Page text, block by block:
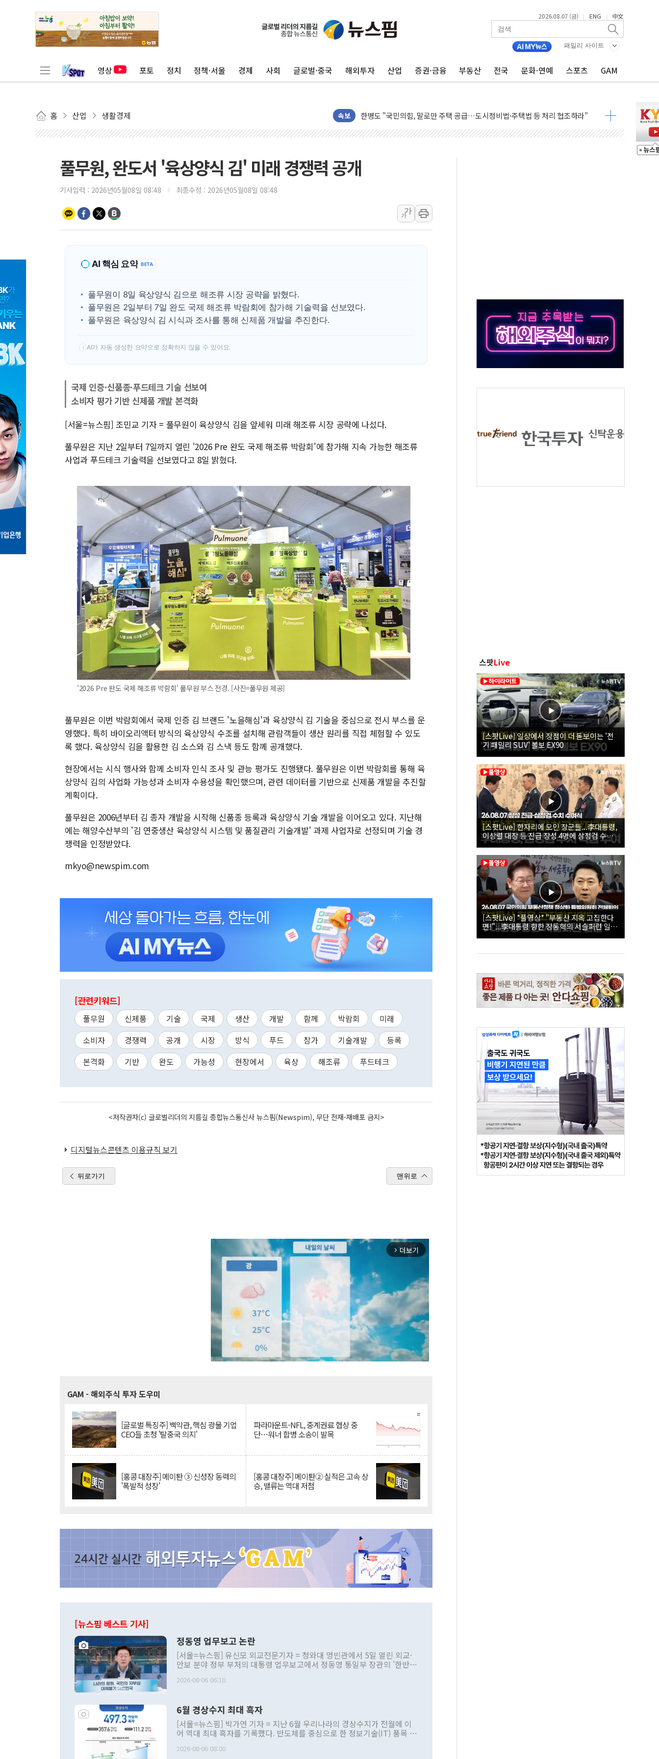
2026.08.07 (금) | ENG | 中文
패밀리 사이트
영상 포토 정치 정책·서울 경제 사회 글로벌·중국 해외투자 산업 증권·금융 부동산 전국 문화·연예 스포츠 GAM
홈 산업 생활경제 속보
나경원 의원 "장기보유 1주택자 과도한 세금 부당"…소득세법 개정안 발의 예고
李대통령, 규제합리화위 부위원장에 김태유·국립외교원장에 김흥규
금투협, ChatGPT로 투자 웹리포트 만든다…AI 금융데이터 분석 과정 개설
박홍근 "국가재정시스템 안정성 한순간도 흔들려선 안돼"
李대통령, 장성 진급 신고식 "내란으로 훼손된 軍 신뢰 회복해야"
TBH글로벌, 상반기 매출 1006억원…전년비 13.9% 증가
건설 불황 속 내실 다진 한샘…B2B 확장으로 성장동력 확보
"내년 메모리 물량 동났다"…선수금 내걸고 확보 전쟁
현대지에프홀딩스, 자사주 1000억 연내 소각…2분기 영업익 853억
관광객 3000만명 목표인데…외국인 숙박 부가세 환급 앞당겨 종료
서울시, 정비사업으로 주택 36% 늘었다...공급부족 전 시장 규제 탓 커
신인류콘텐츠, 핀란드 AI 기업 Audission Oy와 운영 파트너십 체결
"일부 존치" vs "전면 개발"…서리풀2구역 갈등, 협의 테이블에
[AI 카드뉴스] 기후변화가 바꾼 대한민국 여름
풀무원, 완도서 '육상양식 김' 미래 경쟁력 공개
기사입력 : 2026년05월08일 08:48 최종수정 : 2026년05월08일 08:48
가
가
AI 핵심 요약 BETA
풀무원이 8일 육상양식 김으로 해조류 시장 공략을 밝혔다.
풀무원은 2일부터 7일 완도 국제 해조류 박람회에 참가해 기술력을 선보였다.
풀무원은 육상양식 김 시식과 조사를 통해 신제품 개발을 추진한다.
! AI가 자동 생성한 요약으로 정확하지 않을 수 있어요.
국제 인증·신품종·푸드테크 기술 선보여
소비자 평가 기반 신제품 개발 본격화
[서울=뉴스핌] 조민교 기자 = 풀무원이 육상양식 김을 앞세워 미래 해조류 시장 공략에 나섰다.
풀무원은 지난 2일부터 7일까지 열린 '2026 Pre 완도 국제 해조류 박람회'에 참가해 지속 가능한 해조류
사업과 푸드테크 기술력을 선보였다고 8일 밝혔다.
'2026 Pre 완도 국제 해조류 박람회' 풀무원 부스 전경. [사진=풀무원 제공]
풀무원은 이번 박람회에서 국제 인증 김 브랜드 '노을해심'과 육상양식 김 기술을 중심으로 전시 부스를 운
영했다. 특히 바이오리액터 방식의 육상양식 수조를 설치해 관람객들이 생산 원리를 직접 체험할 수 있도
록 했다. 육상양식 김을 활용한 김 소스와 김 스낵 등도 함께 공개했다.
현장에서는 시식 행사와 함께 소비자 인식 조사 및 관능 평가도 진행됐다. 풀무원은 이번 박람회를 통해 육
상양식 김의 사업화 가능성과 소비자 수용성을 확인했으며, 관련 데이터를 기반으로 신제품 개발을 추진할
계획이다.
풀무원은 2006년부터 김 종자 개발을 시작해 신품종 등록과 육상양식 기술 개발을 이어오고 있다. 지난해
에는 해양수산부의 '김 연중생산 육상양식 시스템 및 품질관리 기술개발' 과제 사업자로 선정되며 기술 경
쟁력을 인정받았다.
mkyo@newspim.com
[관련키워드]
풀무원 신제품 기술 국제 생산 개발 함께 박람회
미래
소비자
경쟁력 공개 시장 방식 푸드 참가 기술개발
등록
본격화
기반 완도 가능성 현장에서 육상 해조류 푸드테크
<저작권자(c) 글로벌리더의 지름길 종합뉴스통신사 뉴스핌(Newspim), 무단 전재-재배포 금지>
디지털뉴스콘텐츠 이용규칙 보기
뒤로가기 맨위로
arrow_forward_ios 더보기
GAM - 해외주식 투자 도우미
[글로벌 특징주] 백악관, 핵심 광물 기업
CEO들 초청 '탈중국 의지'
파라마운트-NFL, 중계권료 협상 중
단…워너 합병 소송이 발목
[홍콩 대장주] 메이퇀 ③ 신성장 동력의
'폭발적 성장'
[홍콩 대장주] 메이퇀② 실적은 고속 상
승, 밸류는 역대 저점
[뉴스핌 베스트 기사]
정동영 업무보고 논란
[서울=뉴스핌] 유신모 외교전문기자 = 청와대 영빈관에서 5일 열린 외교·
안보 분야 정부 부처의 대통령 업무보고에서 정동영 통일부 장관의 '한반도
발언 중에는 정부 내 조율을 거치지 않은 사안을 정책으로 추진하겠다고 공
주의적 희망에 근거한 비현실적 구상'이라는 비판을 내놨다. 그동안 정 장
관의 대북 정책 관련 발언이 물의를 빚은 적은 여러 번 있지만 대통령과 유
관 부처 장관이 공개적으로 부정적 입장을 표명한 것은 이례적이다. 정 장
관의 무리한 대북 접근법과 월권을 제어해야 한다는 목소리도 높아지고 있
다. [정동영 통일부 장관이 지난달 23일 오후 서울 종로구 정부서울청사에
2026-08-06 06:10
6월 경상수지 최대 흑자
[서울=뉴스핌] 박가연 기자 = 지난 6월 우리나라의 경상수지가 전월에 이
어 역대 최대 흑자를 기록했다. 반도체를 중심으로 한 정보기술(IT) 품목 수
료=한국은행] 한국은행이 6일 발표한 '2026년 6월 국제수지(잠정)'에 따르
2026-08-06 08:00
스팟Live
[스팟Live] 일상에서 장점이 더 돋보이는 '전
기 패밀리 SUV' 볼보 EX90
[스팟Live] 한자리에 모인 장군들...李대통령,
이상렬 대장 등 진급 장성 4명에 삼정검 수치
직접 수여｜26.08.07 장성 진급·삼정검 수치
수여식
[스팟Live] *풀영상* "부동산 지옥 고집한다
면!"...李대통령 향한 장동혁의 서슬퍼런 일갈
| 26.08.07 국민의힘 부동산정책 정상화 특별